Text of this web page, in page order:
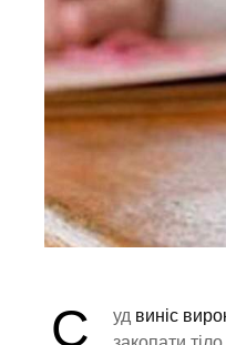
С уд виніс